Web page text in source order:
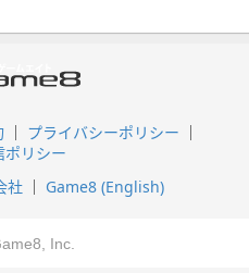
プライバシーポリシー
ポリシー
社 Game8 (English)
Inc.